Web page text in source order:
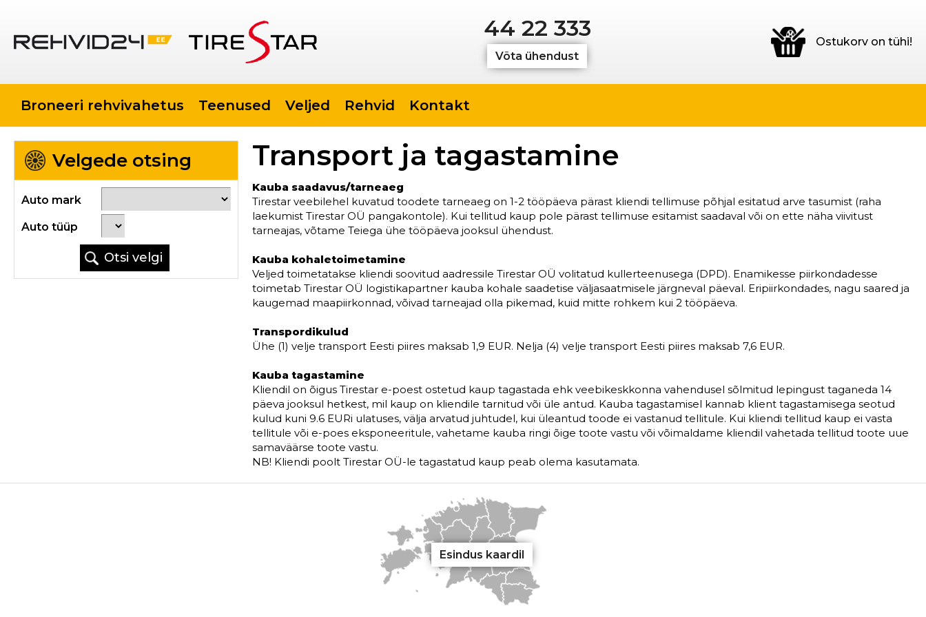
44 22 333
Võta ühendust
Ostukorv on tühi!
Broneeri rehvivahetus Teenused Veljed Rehvid Kontakt
Velgede otsing
Auto mark
Auto tüüp
Transport ja tagastamine
Kauba saadavus/tarneaeg
Tirestar veebilehel kuvatud toodete tarneaeg on 1-2 tööpäeva pärast kliendi tellimuse põhjal esitatud arve tasumist (raha
laekumist Tirestar OÜ pangakontole). Kui tellitud kaup pole pärast tellimuse esitamist saadaval või on ette näha viivitust
tarneajas, võtame Teiega ühe tööpäeva jooksul ühendust.
Kauba kohaletoimetamine
Veljed toimetatakse kliendi soovitud aadressile Tirestar OÜ volitatud kullerteenusega (DPD). Enamikesse piirkondadesse
toimetab Tirestar OÜ logistikapartner kauba kohale saadetise väljasaatmisele järgneval päeval. Eripiirkondades, nagu saared ja
kaugemad maapiirkonnad, võivad tarneajad olla pikemad, kuid mitte rohkem kui 2 tööpäeva.
Transpordikulud
Ühe (1) velje transport Eesti piires maksab 1,9 EUR. Nelja (4) velje transport Eesti piires maksab 7,6 EUR.
Kauba tagastamine
Kliendil on õigus Tirestar e-poest ostetud kaup tagastada ehk veebikeskkonna vahendusel sõlmitud lepingust taganeda 14
päeva jooksul hetkest, mil kaup on kliendile tarnitud või üle antud. Kauba tagastamisel kannab klient tagastamisega seotud
kulud kuni 9.6 EURi ulatuses, välja arvatud juhtudel, kui üleantud toode ei vastanud tellitule. Kui kliendi tellitud kaup ei vasta
tellitule või e-poes eksponeeritule, vahetame kauba ringi õige toote vastu või võimaldame kliendil vahetada tellitud toote uue
samaväärse toote vastu.
NB! Kliendi poolt Tirestar OÜ-le tagastatud kaup peab olema kasutamata.
Esindus kaardil